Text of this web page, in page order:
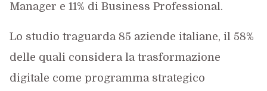
Manager e 11% di Business Professional.
Lo studio traguarda 85 aziende italiane, il 58%
delle quali considera la trasformazione
digitale come programma strategico